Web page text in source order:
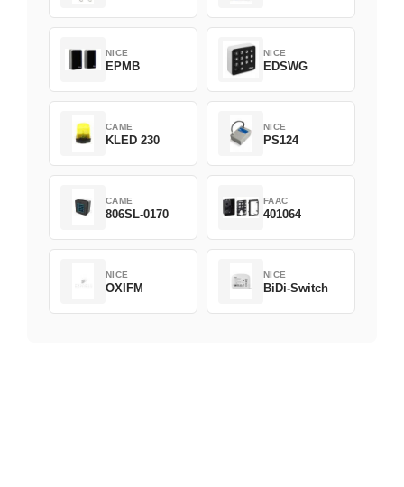
NICE
EPMB
NICE
EDSWG
CAME
KLED 230
NICE
PS124
CAME
806SL-0170
FAAC
401064
NICE
OXIFM
NICE
BiDi-Switch